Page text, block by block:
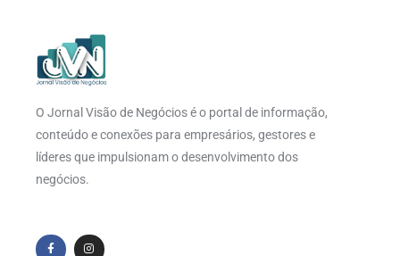
O Jornal Visão de Negócios é o portal de informação,
conteúdo e conexões para empresários, gestores e
líderes que impulsionam o desenvolvimento dos
negócios.